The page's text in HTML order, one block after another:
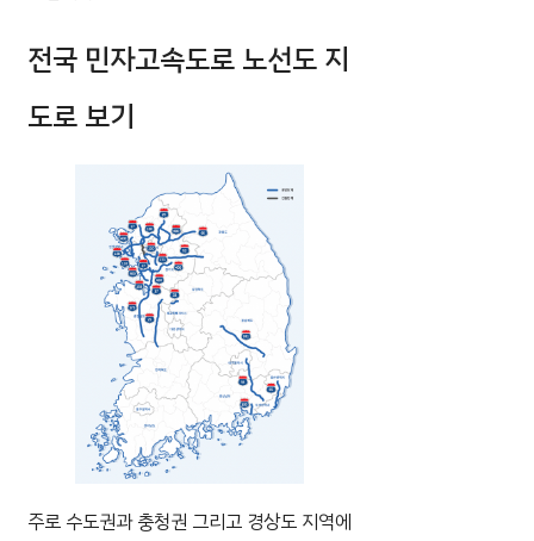
전국 민자고속도로 노선도 지
도로 보기
주로 수도권과 충청권 그리고 경상도 지역에